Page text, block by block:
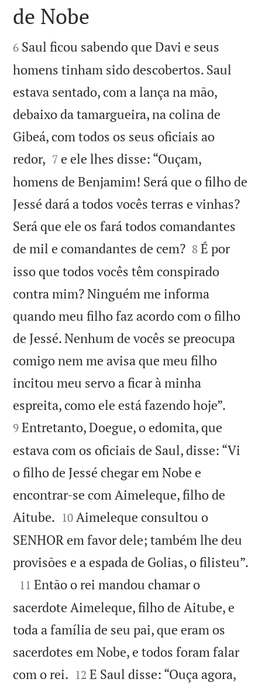

de Nobe

6 Saul ficou sabendo que Davi e seus
homens tinham sido descobertos. Saul
estava sentado, com a lança na mão,
debaixo da tamargueira, na colina de
Gibeá, com todos os seus oficiais ao
redor, 

7 e ele lhes disse: “Ouçam,
homens de Benjamim! Será que o filho de
Jessé dará a todos vocês terras e vinhas?
Será que ele os fará todos comandantes
de mil e comandantes de cem?
8 É por
isso que todos vocês têm conspirado
contra mim? Ninguém me informa
quando meu filho faz acordo com o filho
de Jessé. Nenhum de vocês se preocupa
comigo nem me avisa que meu filho
incitou meu servo a ficar à minha
espreita, como ele está fazendo hoje”.
9 Entretanto, Doegue, o edomita, que
estava com os oficiais de Saul, disse: “Vi
o filho de Jessé chegar em Nobe e
encontrar-se com Aimeleque, filho de
Aitube. 

10 Aimeleque consultou o
SENHOR em favor dele; também lhe deu
provisões e a espada de Golias, o filisteu”.

11 Então o rei mandou chamar o
sacerdote Aimeleque, filho de Aitube, e
toda a família de seu pai, que eram os
sacerdotes em Nobe, e todos foram falar
com o rei. 

12 E Saul disse: “Ouça agora,